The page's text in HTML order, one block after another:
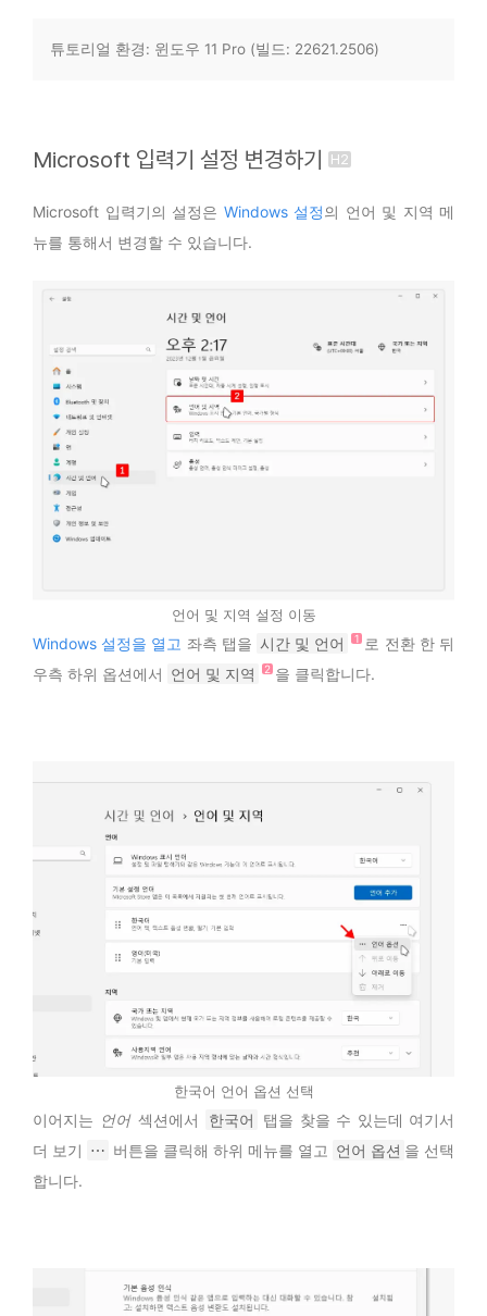
튜토리얼 환경: 윈도우 11 Pro (빌드: 22621.2506)
Microsoft 입력기 설정 변경하기
Microsoft 입력기의 설정은 Windows 설정의 언어 및 지역 메
뉴를 통해서 변경할 수 있습니다.
언어 및 지역 설정 이동
Windows 설정을 열고 좌측 탭을 시간 및 언어
로 전환 한 뒤
우측 하위 옵션에서 언어 및 지역 을 클릭합니다.
한국어 언어 옵션 선택
이어지는 언어 섹션에서 한국어
탭을 찾을 수 있는데 여기서
더 보기 ⋯ 버튼을 클릭해 하위 메뉴를 열고 언어 옵션 을 선택
합니다.